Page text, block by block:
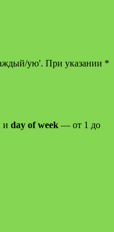
ую'. При указании *
и day of week — от 1 до